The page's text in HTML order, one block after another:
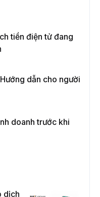
tiền điện tử đang
dẫn cho người
doanh trước khi
dịch